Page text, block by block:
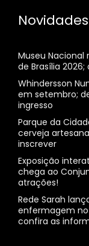
Novidades
Museu Nacional
de Brasília
Whindersson
em setembro;
ingresso
Parque da
cerveja
inscrever
Exposição
chega ao
atrações!
Rede Sarah
enfermagem no
confira as